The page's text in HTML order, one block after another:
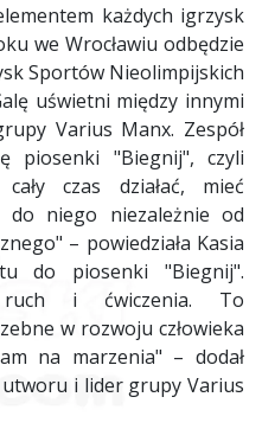
każdych igrzysk
we Wrocławiu odbędzie
Sportów Nieolimpijskich
uświetni między innymi
Varius Manx. Zespół
piosenki "Biegnij", czyli
czas działać, mieć
do niego niezależnie od
– powiedziała Kasia
do piosenki "Biegnij".
i ćwiczenia. To
w rozwoju człowieka
na marzenia" – dodał
i lider grupy Varius